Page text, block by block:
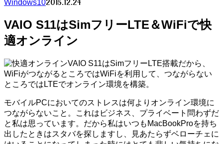
Windows102015.12.24
VAIO S11はSimフリーLTE＆WiFiで快
適オンライン
VAIO S11はSimフリーLTE搭載だから、
WiFiがつながるところではWiFiを利用して、つながらない
ところではLTEでオンライン環境を構築。
モバイルPCにおいてのストレスは何よりオンライン環境に
つながらないこと。これはビジネス、プライベート問わずだ
と私は思っています。だから私はいつもMacBookProを持ち
出したときはスタバを探しますし、見あたらずベローチェに